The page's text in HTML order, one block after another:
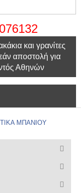
και γρανίτες
αποστολή για
Αθηνών
ΜΠΑΝΙΟΥ